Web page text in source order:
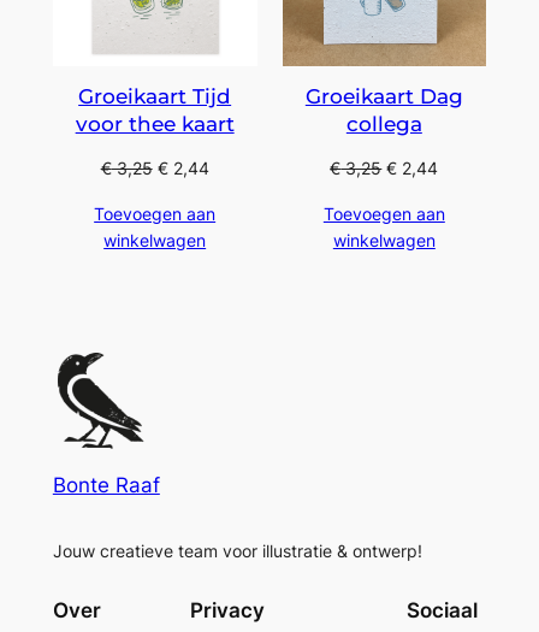
Groeikaart Tijd
voor thee kaart
€3,25 €2,44
Toevoegen aan
winkelwagen
Groeikaart Dag
collega
€3,25 € 2,44
Toevoegen aan
winkelwagen
Bonte Raaf
Jouw creatieve team voor illustratie & ontwerp!
Over Privacy Sociaal